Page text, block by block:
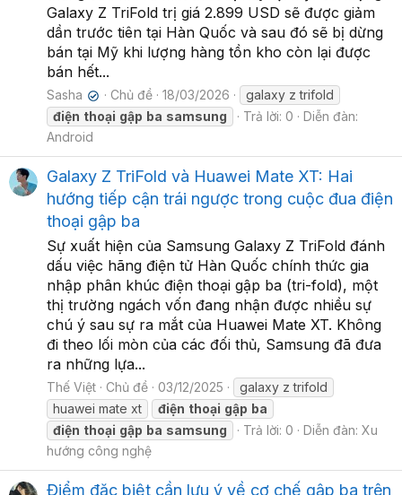
Galaxy Z TriFold trị giá 2.899 USD sẽ được giảm
dần trước tiên tại Hàn Quốc và sau đó sẽ bị dừng
bán tại Mỹ khi lượng hàng tồn kho còn lại được
bán hết...
Sasha ✔ Chủ đề 18/03/2026
galaxy z trifold
điện thoại gập ba samsung Trả lời: 0
Diễn đàn:
Android
Galaxy Z TriFold và Huawei Mate XT: Hai
hướng tiếp cận trái ngược trong cuộc đua điện
thoại gập ba
Sự xuất hiện của Samsung Galaxy Z TriFold đánh
dấu việc hãng điện tử Hàn Quốc chính thức gia
nhập phân khúc điện thoại gập ba (tri-fold), một
thị trường ngách vốn đang nhận được nhiều sự
chú ý sau sự ra mắt của Huawei Mate XT. Không
đi theo lối mòn của các đối thủ, Samsung đã đưa
ra những lựa...
Thế Việt Chủ đề 03/12/2025
galaxy z trifold
huawei mate xt
điện thoại gập ba
điện thoại gập ba samsung Trả lời: 0 Diễn đàn: Xu
hướng công nghệ
Điểm đặc biệt cần lưu ý về cơ chế gập ba trên